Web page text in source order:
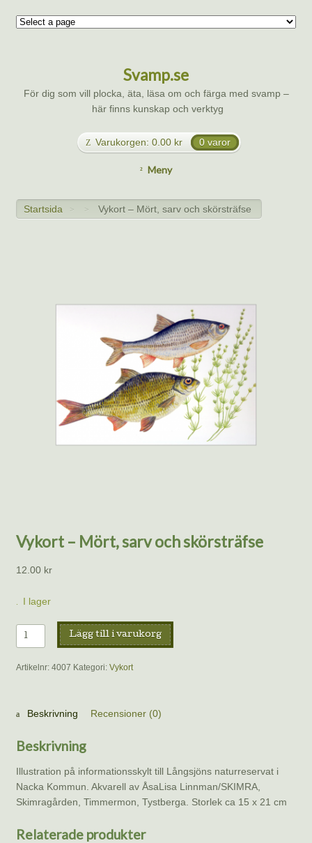
Svamp.se
För dig som vill plocka, äta, läsa om och färga med svamp –
här finns kunskap och verktyg
Varukorgen: 0.00 kr 0 varor
Meny
Startsida > > Vykort – Mört, sarv och skörsträfse
Vykort – Mört, sarv och skörsträfse
12.00 kr
I lager
Vykort
-
Mört,
skörsträfse
Lägg till i varukorg
Artikelnr: 4007 Kategori: Vykort
Beskrivning Recensioner (0)
Beskrivning
Illustration på informationsskylt till Långsjöns naturreservat i
Nacka Kommun. Akvarell av ÅsaLisa Linnman/SKIMRA,
Skimragården, Timmermon, Tystberga. Storlek ca 15 x 21 cm
Relaterade produkter